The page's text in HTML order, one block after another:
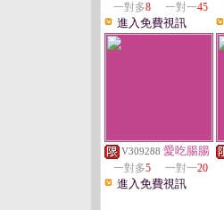
一對多8 一對一45
進入免費視訊
V309288 愛吃腸腸
一對多5 一對一20
進入免費視訊